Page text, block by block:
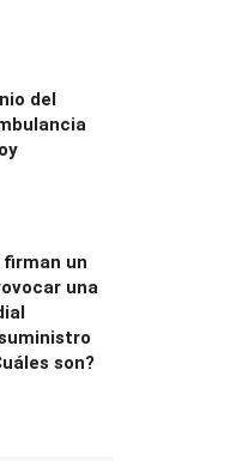
del
un
una
son?